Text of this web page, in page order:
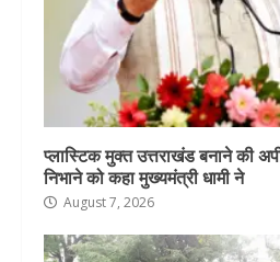
प्लास्टिक मुक्त उत्तराखंड बनाने की
निभाने को कहा मुख्यमंत्री धामी ने
August 7, 2026